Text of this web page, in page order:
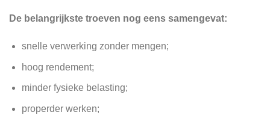
De belangrijkste troeven nog eens samengevat:
snelle verwerking zonder mengen;
hoog rendement;
minder fysieke belasting;
properder werken;